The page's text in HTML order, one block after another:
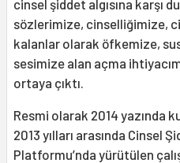
cinsel şiddet algısına karşı
sözlerimize, cinselliğimize,
kalanlar olarak öfkemize,
sesimize alan açma
ortaya çıktı.
Resmi olarak 2014 yazında
2013 yılları arasında Cinsel
Platformu’nda yürütülen